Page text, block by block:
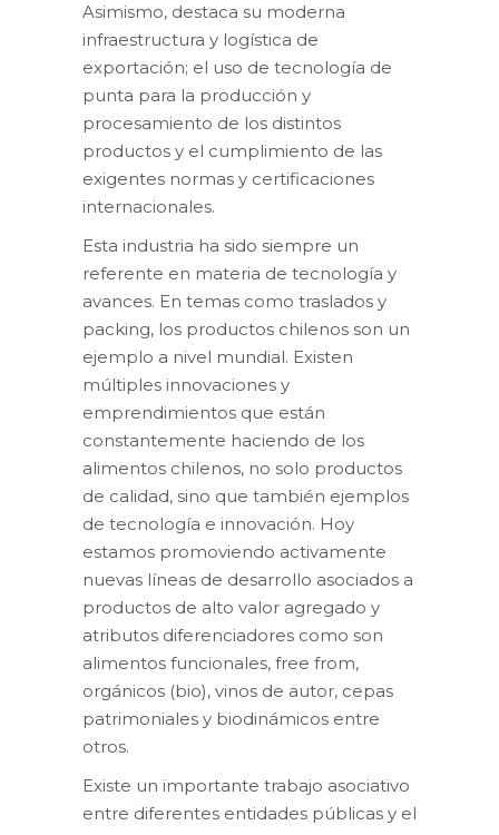
Asimismo, destaca su moderna
infraestructura y logística de
exportación; el uso de tecnología de
punta para la producción y
procesamiento de los distintos
productos y el cumplimiento de las
exigentes normas y certificaciones
internacionales.
Esta industria ha sido siempre un
referente en materia de tecnología y
avances. En temas como traslados y
packing, los productos chilenos son un
ejemplo a nivel mundial. Existen
múltiples innovaciones y
emprendimientos que están
constantemente haciendo de los
alimentos chilenos, no solo productos
de calidad, sino que también ejemplos
de tecnología e innovación. Hoy
estamos promoviendo activamente
nuevas líneas de desarrollo asociados a
productos de alto valor agregado y
atributos diferenciadores como son
alimentos funcionales, free from,
orgánicos (bio), vinos de autor, cepas
patrimoniales y biodinámicos entre
otros.
Existe un importante trabajo asociativo
entre diferentes entidades públicas y el